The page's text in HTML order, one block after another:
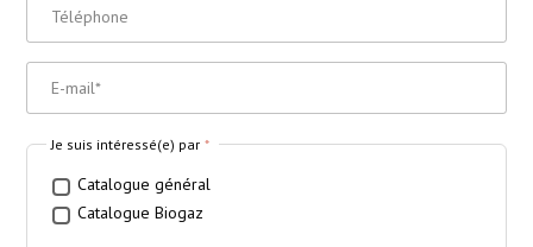
Je suis intéressé(e) par *
Catalogue général
Catalogue Biogaz